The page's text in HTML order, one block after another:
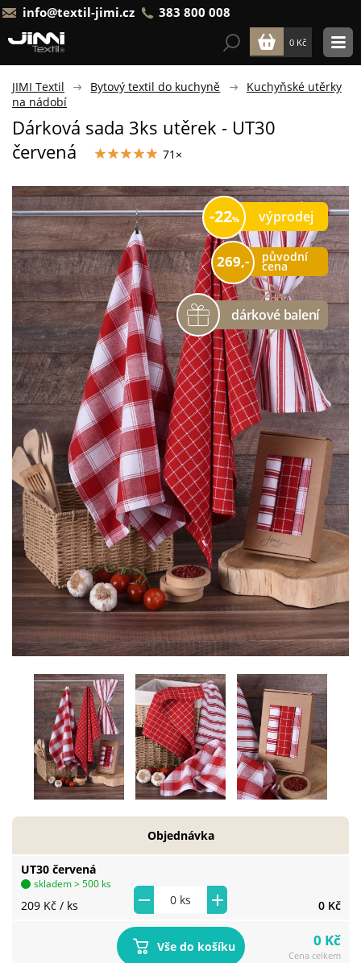
info@textil-jimi.cz 383 800 008
0 Kč
JIMI Textil Bytový textil do kuchyně
Kuchyňské utěrky
na nádobí
Dárková sada 3ks utěrek - UT30
červená
71×
výprodej
22
původní
cena
269,-
UT30 červená
209 Kč / ks 0 Kč
skladem > 500 ks
Objednávka
Vše do košíku 0 Kč
Cena celkem